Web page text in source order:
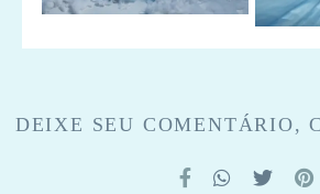
DEIXE SEU COMENTÁRIO,